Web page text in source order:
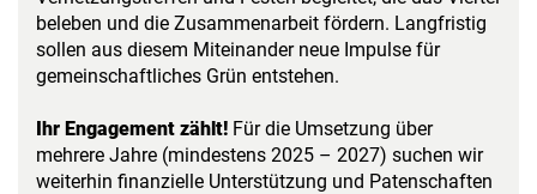
beleben und die Zusammenarbeit fördern. Langfristig
sollen aus diesem Miteinander neue Impulse für
gemeinschaftliches Grün entstehen.
Ihr Engagement zählt! Für die Umsetzung über
mehrere Jahre (mindestens 2025 – 2027) suchen wir
weiterhin finanzielle Unterstützung und Patenschaften